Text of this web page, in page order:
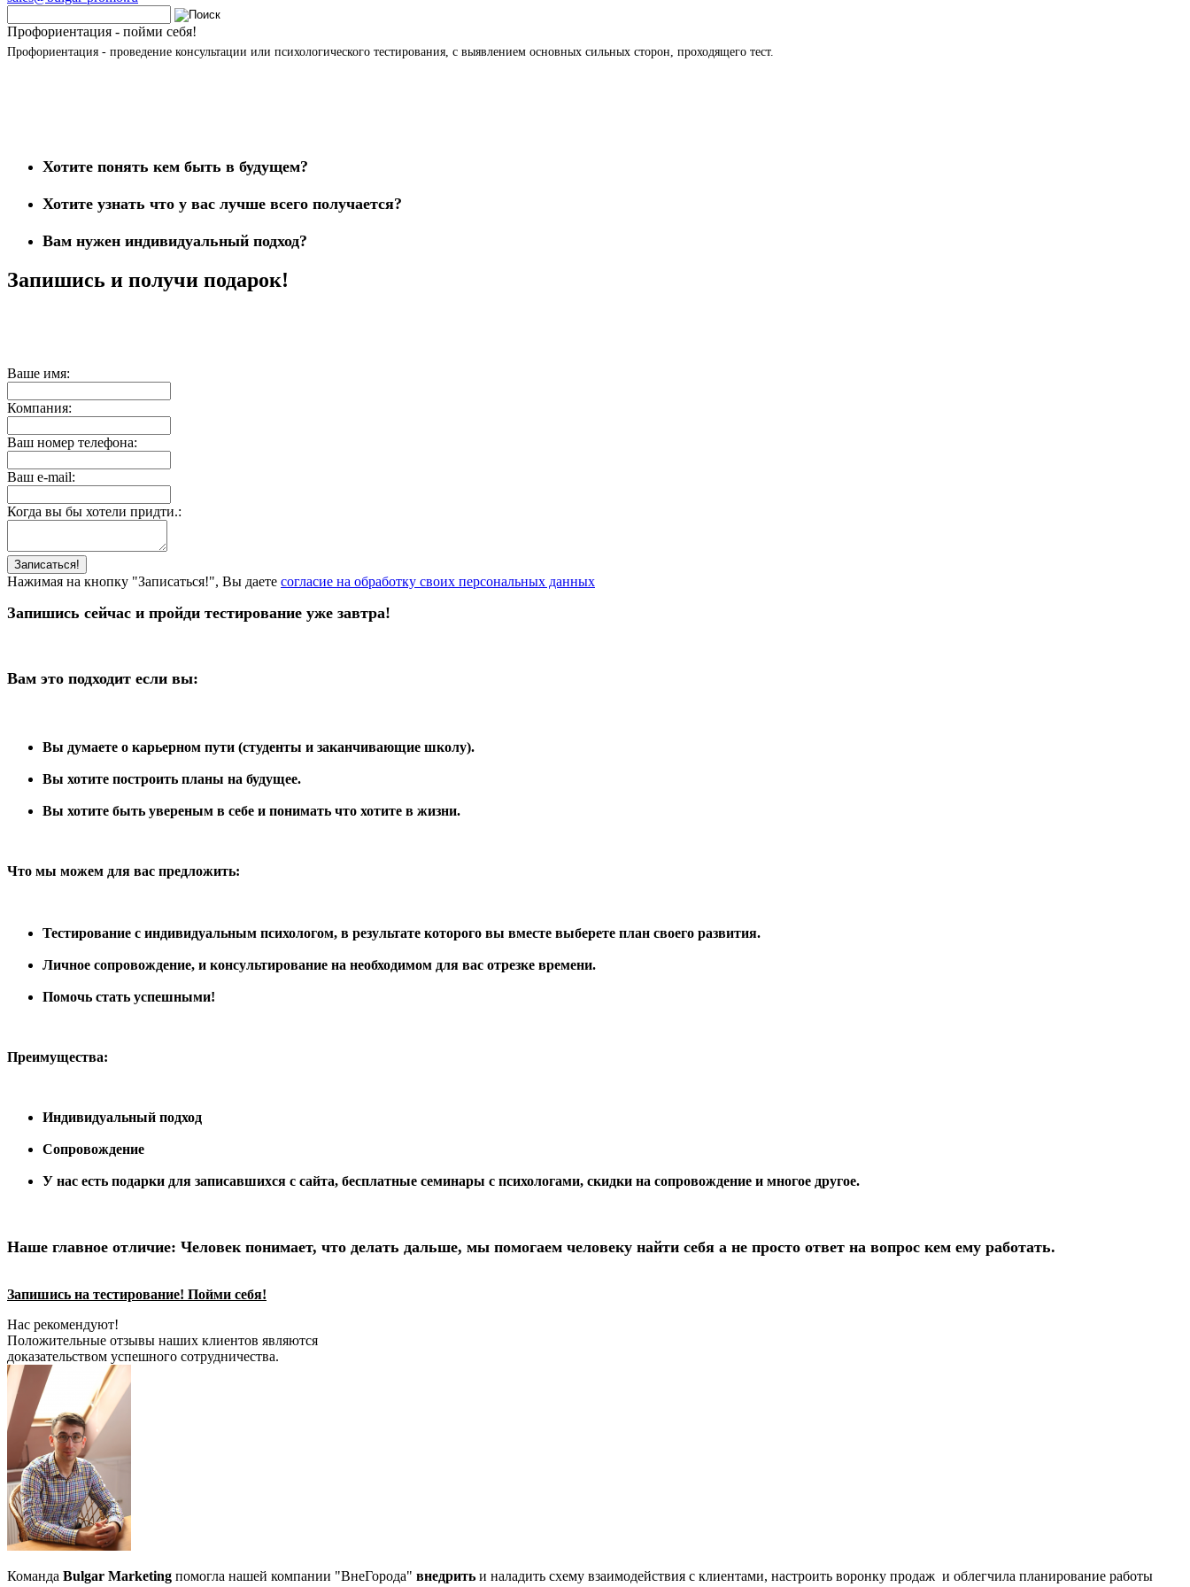
Профориентация - пойми себя!
Профориентация - проведение консультации или психологического тестирования, с выявлением основных сильных сторон, проходящего тест.
Хотите понять кем быть в будущем?
Хотите узнать что у вас лучше всего получается?
Вам нужен индивидуальный подход?
Запишись и получи подарок!
Ваше имя:
Компания:
Ваш номер телефона:
Ваш e-mail:
Когда вы бы хотели придти.:
Нажимая на кнопку "Записаться!", Вы даете согласие на обработку своих персональных данных
Запишись сейчас и пройди тестирование уже завтра!
Вам это подходит если вы:
Вы думаете о карьерном пути (студенты и заканчивающие школу).
Вы хотите построить планы на будущее.
Вы хотите быть увереным в себе и понимать что хотите в жизни.
Что мы можем для вас предложить:
Тестирование с индивидуальным психологом, в результате которого вы вместе выберете план своего развития.
Личное сопровождение, и консультирование на необходимом для вас отрезке времени.
Помочь стать успешными!
Преимущества:
Индивидуальный подход
Сопровождение
У нас есть подарки для записавшихся с сайта, бесплатные семинары с психологами, скидки на сопровождение и многое другое.
Наше главное отличие: Человек понимает, что делать дальше, мы помогаем человеку найти себя а не просто ответ на вопрос кем ему работать.
Запишись на тестирование! Пойми себя!
Нас рекомендуют!
Положительные отзывы наших клиентов являются
доказательством успешного сотрудничества.
Команда Bulgar Marketing помогла нашей компании "ВнеГорода" внедрить и наладить схему взаимодействия с клиентами, настроить воронку продаж и облегчила планирование работы